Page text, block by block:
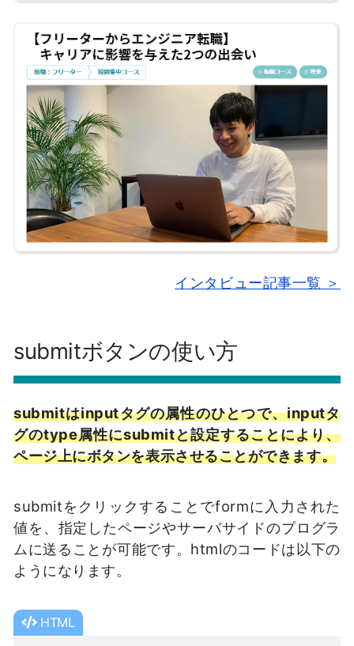
インタビュー記事一覧 ＞
submitボタンの使い方
submitはinputタグの属性のひとつで、inputタ
グのtype属性にsubmitと設定することにより、
ページ上にボタンを表示させることができます。
submitをクリックすることでformに入力された
値を、指定したページやサーバサイドのプログラ
ムに送ることが可能です。htmlのコードは以下の
ようになります。
HTML